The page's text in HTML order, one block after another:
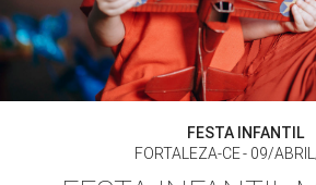
FESTA INFANTIL
FORTALEZA-CE
09/